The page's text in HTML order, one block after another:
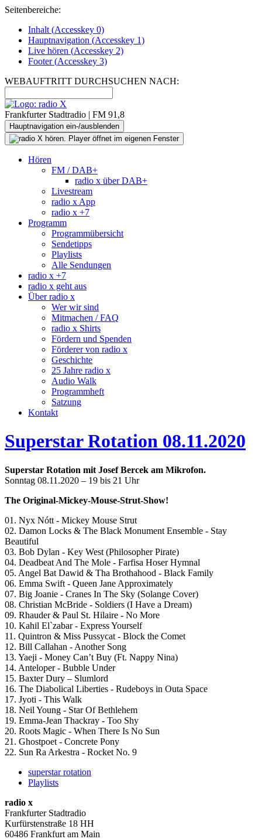
Seitenbereiche:
Inhalt (Accesskey 0)
Hauptnavigation (Accesskey 1)
Live hören (Accesskey 2)
Footer(Accesskey 3)
WEBAUFTRITT DURCHSUCHEN NACH:
Frankfurter Stadtradio | FM 91,8
Hauptnavigation ein-/ausblenden
Hören
FM / DAB+
radio x über DAB+
Livestream
radio x App
radio x +7
Programm
Programmübersicht
Sendetipps
Playlists
Alle Sendungen
radio x +7
radio x geht aus
Über radio x
Wer wir sind
Mitmachen / FAQ
radio x Shirts
Fördern und Spenden
Förderer von radio x
Geschichte
25 Jahre radio x
Audio Walk
Programmheft
Satzung
Kontakt
Superstar Rotation 08.11.2020
Superstar Rotation mit Josef Bercek am Mikrofon.
Sonntag 08.11.2020 – 19 bis 21 Uhr
The Original-Mickey-Mouse-Strut-Show!
01. Nyx Nótt - Mickey Mouse Strut
02. Damon Locks & The Black Monument Ensemble - Stay
Beautiful
03. Bob Dylan - Key West (Philosopher Pirate)
04. Deadbeat And The Mole - Farfisa Hoser Hymnal
05. Angel Bat Dawid & Tha Brothahood - Black Family
06. Emma Swift - Queen Jane Approximately
07. Big Joanie - Cranes In The Sky (Solange Cover)
08. Christian McBride - Soldiers (I Have a Dream)
09. Rhauder & Paul St. Hilaire - No More
10. Kahil El`zabar - Express Yourself
11. Quintron & Miss Pussycat - Block the Comet
12. Bill Callahan - Another Song
13. Yaeji - Money Can’t Buy (Ft. Nappy Nina)
14. Anteloper - Bubble Under
15. Baxter Dury – Slumlord
16. The Diabolical Liberties - Rudeboys in Outa Space
17. Jyoti - This Walk
18. Neil Young - Star Of Bethlehem
19. Emma-Jean Thackray - Too Shy
20. Roots Magic - When There Is No Sun
21. Ghostpoet - Concrete Pony
22. Sun Ra Arkestra - Rocket No. 9
superstar rotation
Playlists
radio x
Frankfurter Stadtradio
Kurfürstenstraße 18 HH
60486 Frankfurt am Main